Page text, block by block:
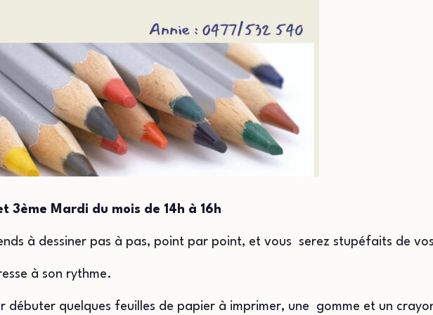
3ème Mardi du mois de 14h à 16h
à dessiner pas à pas, point par point, et vous serez stupéfaits de
à son rythme.
débuter quelques feuilles de papier à imprimer, une gomme et un